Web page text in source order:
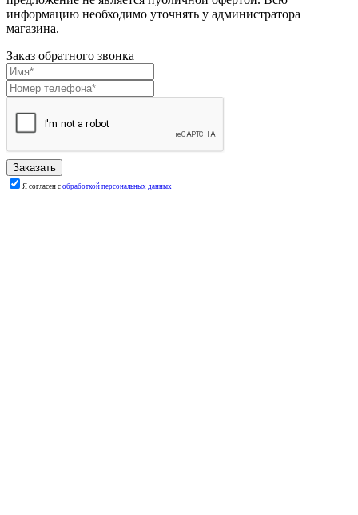
информацию необходимо уточнять у администратора
магазина.
Заказ обратного звонка
Я согласен с обработкой персональных данных